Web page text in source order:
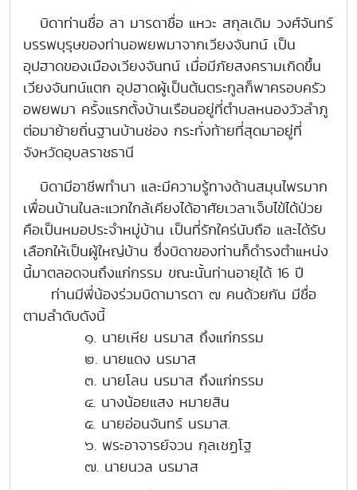
บิดาท่านชื่อ ลา มารดาชื่อ แหวะ สกุลเดิม วงศ์จันทร์
บรรพบุรุษของท่านอพยพมาจากเวียงจันทน์ เป็น
อุปฮาดของเมืองเวียงจันทน์ เมื่อมีภัยสงครามเกิดขึ้น
เวียงจันทน์แตก อุปฮาดผู้เป็นต้นตระกูลก็พาครอบครัว
อพยพมา ครั้งแรกตั้งบ้านเรือนอยู่ที่ตำบลหนองวัวลำภู
ต่อมาย้ายถิ่นฐานบ้านช่อง กระทั่งท้ายที่สุดมาอยู่ที่
จังหวัดอุบลราชธานี
บิดามีอาชีพทำนา และมีความรู้ทางด้านสมุนไพรมาก
เพื่อนบ้านในละแวกใกล้เคียงได้อาศัยเวลาเจ็บไข้ได้ป่วย
คือเป็นหมอประจำหมู่บ้าน เป็นที่รักใคร่นับถือ และได้รับ
เลือกให้เป็นผู้ใหญ่บ้าน ซึ่งบิดาของท่านก็ดำรงตำแหน่ง
นี้มาตลอดจนถึงแก่กรรม ขณะนั้นท่านอายุได้ 16 ปี
ท่านมีพี่น้องร่วมบิดามารดา ๗ คนด้วยกัน มีชื่อ
ตามลำดับดังนี้
๑. นายเหีย นรมาส ถึงแก่กรรม
๒. นายแดง นรมาส
๓. นายโลน นรมาส ถึงแก่กรรม
๔. นางน้อยแสง หมายสิน
๕. นายอ่อนจันทร์ นรมาส.
๖. พระอาจารย์จวน กุลเชฏโฐ
๗. นายนวล นรมาส